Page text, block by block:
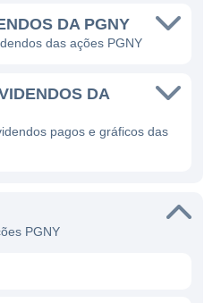
DA PGNY
das ações PGNY
DA
pagos e gráficos das
PGNY